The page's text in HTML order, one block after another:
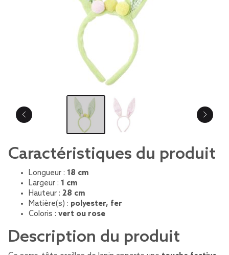
Caractéristiques du produit
Longueur : 18 cm
Largeur : 1 cm
Hauteur : 28 cm
Matière(s) : polyester, fer
Coloris : vert ou rose
Description du produit